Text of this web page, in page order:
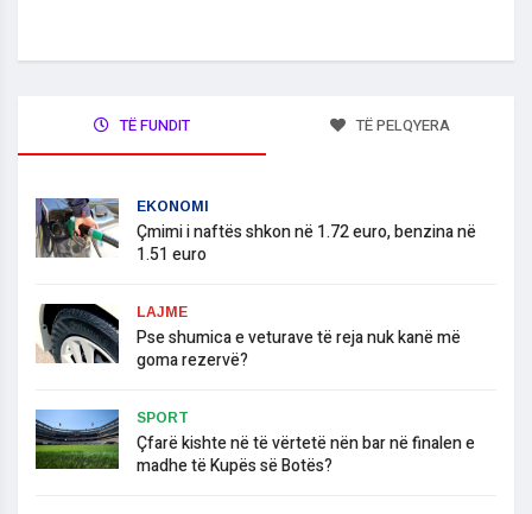
TË FUNDIT TË PELQYERA
EKONOMI
Çmimi i naftës shkon në 1.72 euro, benzina në
1.51 euro
LAJME
Pse shumica e veturave të reja nuk kanë më
goma rezervë?
SPORT
Çfarë kishte në të vërtetë nën bar në finalen e
madhe të Kupës së Botës?